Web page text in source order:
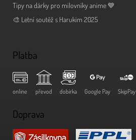
Tipy na dárky pro milovníky anime 💙
🎨 Letní soutěž s Harukim 2025
Platba
online převod dobírka Google Pay SkipPay
Doprava